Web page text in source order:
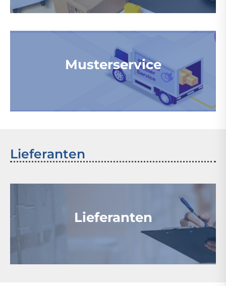
Musterservice
Lieferanten
Lieferanten